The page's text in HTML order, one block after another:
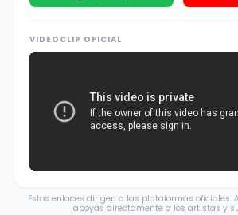
VIDEOCLIP OFICIAL
Estos enlaces dirigen a las plataformas oficiales.
apoyas directamente a los artistas y